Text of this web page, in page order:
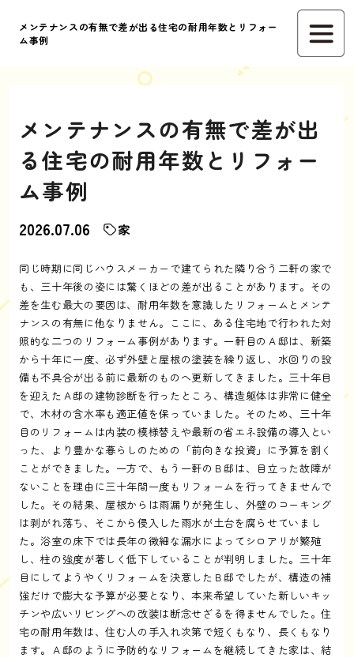
メンテナンスの有無で差が出る住宅の耐用年数とリフォー
ム事例
メンテナンスの有無で差が出
る住宅の耐用年数とリフォー
ム事例
2026.07.06 家
同じ時期に同じハウスメーカーで建てられた隣り合う二軒の家で
も、三十年後の姿には驚くほどの差が出ることがあります。その
差を生む最大の要因は、耐用年数を意識したリフォームとメンテ
ナンスの有無に他なりません。ここに、ある住宅地で行われた対
照的な二つのリフォーム事例があります。一軒目のＡ邸は、新築
から十年に一度、必ず外壁と屋根の塗装を繰り返し、水回りの設
備も不具合が出る前に最新のものへ更新してきました。三十年目
を迎えたＡ邸の建物診断を行ったところ、構造躯体は非常に健全
で、木材の含水率も適正値を保っていました。そのため、三十年
目のリフォームは内装の模様替えや最新の省エネ設備の導入とい
った、より豊かな暮らしのための「前向きな投資」に予算を割く
ことができました。一方で、もう一軒のＢ邸は、目立った故障が
ないことを理由に三十年間一度もリフォームを行ってきませんで
した。その結果、屋根からは雨漏りが発生し、外壁のコーキング
は剥がれ落ち、そこから侵入した雨水が土台を腐らせていまし
た。浴室の床下では長年の微細な漏水によってシロアリが繁殖
し、柱の強度が著しく低下していることが判明しました。三十年
目にしてようやくリフォームを決意したＢ邸でしたが、構造の補
強だけで膨大な予算が必要となり、本来希望していた新しいキッ
チンや広いリビングへの改装は断念せざるを得ませんでした。住
宅の耐用年数は、住む人の手入れ次第で短くもなり、長くもなり
ます。Ａ邸のように予防的なリフォームを継続してきた家は、結